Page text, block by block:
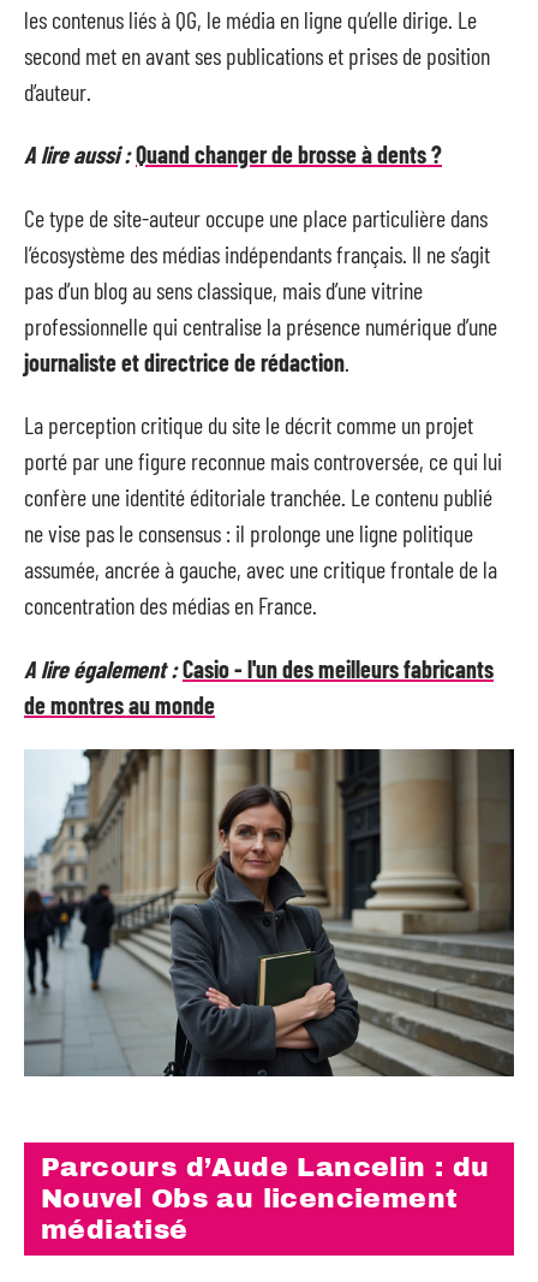
les contenus liés à QG, le média en ligne qu’elle dirige. Le
second met en avant ses publications et prises de position
d’auteur.
A lire aussi :Quand changer de brosse à dents ?
Ce type de site-auteur occupe une place particulière dans
l’écosystème des médias indépendants français. Il ne s’agit
pas d’un blog au sens classique, mais d’une vitrine
professionnelle qui centralise la présence numérique d’une
journaliste et directrice de rédaction
La perception critique du site le décrit comme un projet
porté par une figure reconnue mais controversée, ce qui lui
confère une identité éditoriale tranchée. Le contenu publié
ne vise pas le consensus : il prolonge une ligne politique
assumée, ancrée à gauche, avec une critique frontale de la
concentration des médias en France.
A lire également :Casio - l'un des meilleurs fabricants
de montres au monde
Parcours d’Aude Lancelin : du
Nouvel Obs au licenciement
médiatisé